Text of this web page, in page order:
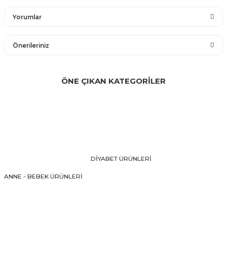
Yorumlar
Önerileriniz
konularda yetersiz gördüğünüz noktaları öneri formunu
kullanarak tarafımıza iletebilirsiniz.
Bu ürüne benzer farklı alternatifler olmalı.
ÖNE ÇIKAN KATEGORİLER
ANNE - BEBEK ÜRÜNLERİ
DİYABET ÜRÜNLERİ